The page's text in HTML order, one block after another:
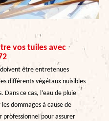
vos tuiles avec
être entretenues
différents végétaux nuisibles
ce cas, l’eau de pluie
dommages à cause de
professionnel pour assurer